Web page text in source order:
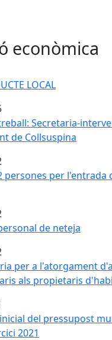
econòmica
LOCAL
LOCAL
Secretaria-
Secretaria-
de Collsuspina
persones per l'entrada
persones per l'entrada
de neteja
de neteja
per a l'atorgament
per a l'atorgament
als propietaris
del pressupost
del pressupost
2021